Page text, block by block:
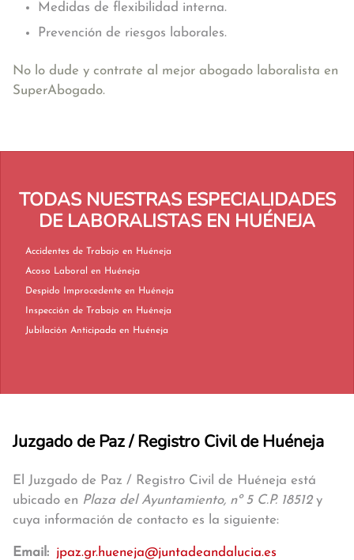
Medidas de flexibilidad interna.
Prevención de riesgos laborales.
No lo dude y contrate al mejor abogado laboralista en
SuperAbogado.
TODAS NUESTRAS ESPECIALIDADES
DE LABORALISTAS EN HUÉNEJA
Accidentes de Trabajo en Huéneja
Acoso Laboral en Huéneja
Despido Improcedente en Huéneja
Inspección de Trabajo en Huéneja
Jubilación Anticipada en Huéneja
Juzgado de Paz / Registro Civil de Huéneja
El Juzgado de Paz / Registro Civil de Huéneja está
ubicado en Plaza del Ayuntamiento, nº 5 C.P. 18512y
cuya información de contacto es la siguiente:
Email: jpaz.gr.hueneja@juntadeandalucia.es